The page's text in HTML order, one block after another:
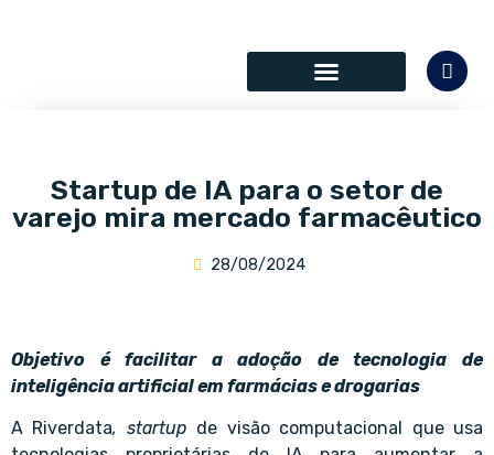
Startup de IA para o setor de
varejo mira mercado farmacêutico
28/08/2024
Objetivo é facilitar a adoção de tecnologia de
inteligência artificial em farmácias e drogarias
A Riverdata, startup de visão computacional que usa